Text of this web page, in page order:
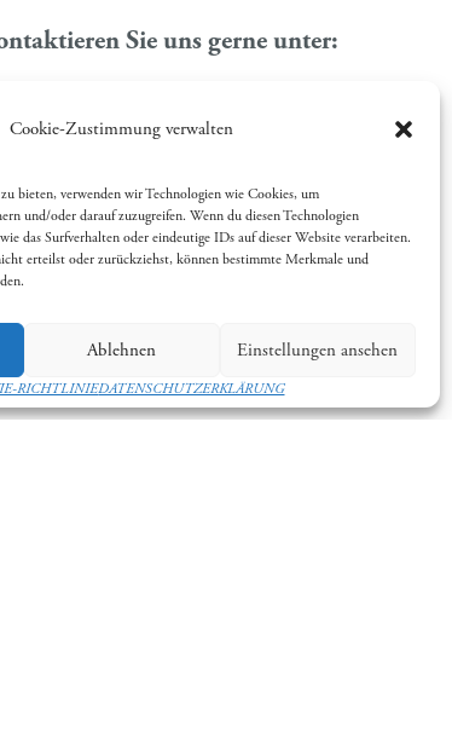
Cookie-Zustimmung verwalten
bieten, verwenden wir Technologien wie Cookies, um
und/oder darauf zuzugreifen. Wenn du diesen Technologien
das Surfverhalten oder eindeutige IDs auf dieser Website verarbeiten.
erteilst oder zurückziehst, können bestimmte Merkmale und
Ablehnen Einstellungen ansehen
RICHTLINIEDATENSCHUTZERKLÄRUNG
Sie uns gerne unter: